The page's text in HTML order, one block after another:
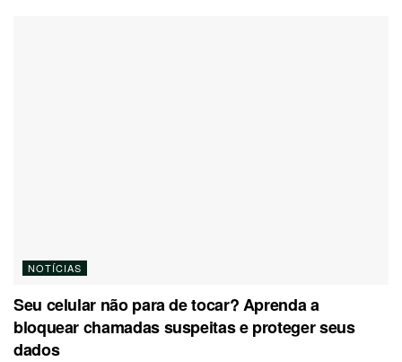
NOTÍCIAS
Seu celular não para de tocar? Aprenda a
bloquear chamadas suspeitas e proteger seus
dados